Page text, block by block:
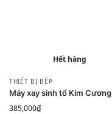
Hết hàng
THIẾT BỊ BẾP
Máy xay sinh tố Kim Cương
385,000₫